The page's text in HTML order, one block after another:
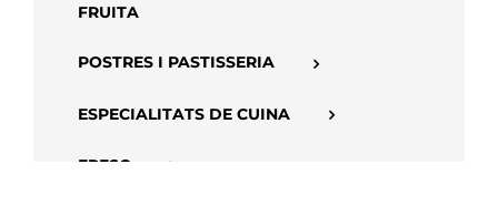
FRUITA
POSTRES I PASTISSERIA
ESPECIALITATS DE CUINA
FRESC